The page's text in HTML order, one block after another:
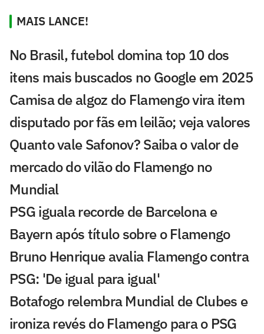
MAIS LANCE!
No Brasil, futebol domina top 10 dos
itens mais buscados no Google em 2025
Camisa de algoz do Flamengo vira item
disputado por fãs em leilão; veja valores
Quanto vale Safonov? Saiba o valor de
mercado do vilão do Flamengo no
Mundial
PSG iguala recorde de Barcelona e
Bayern após título sobre o Flamengo
Bruno Henrique avalia Flamengo contra
PSG: 'De igual para igual'
Botafogo relembra Mundial de Clubes e
ironiza revés do Flamengo para o PSG